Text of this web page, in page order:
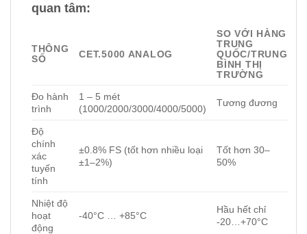
quan tâm:
THÔNG
SỐ
CET.5000 ANALOG
SO VỚI HÀNG
TRUNG
QUỐC/TRUNG
BÌNH THỊ
TRƯỜNG
Đo hành
trình
1 – 5 mét
(1000/2000/3000/4000/5000)
Tương đương
Độ
chính
xác
tuyến
tính
±0.8% FS (tốt hơn nhiều loại
±1–2%)
Tốt hơn 30–
50%
Nhiệt độ
hoạt
động
-40°C … +85°C
Hầu hết chỉ
-20…+70°C